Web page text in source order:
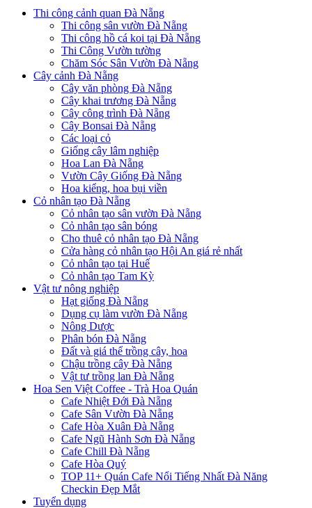
Thi công cảnh quan Đà Nẵng
Thi công sân vườn Đà Nẵng
Thi công hồ cá koi tại Đà Nẵng
Thi Công Vườn tường
Chăm Sóc Sân Vườn Đà Nẵng
Cây cảnh Đà Nẵng
Cây văn phòng Đà Nẵng
Cây khai trương Đà Nẵng
Cây công trình Đà Nẵng
Cây Bonsai Đà Nẵng
Các loại cỏ
Giống cây lâm nghiệp
Hoa Lan Đà Nẵng
Vườn Cây Giống Đà Nẵng
Hoa kiểng, hoa bụi viền
Cỏ nhân tạo Đà Nẵng
Cỏ nhân tạo sân vườn Đà Nẵng
Cỏ nhân tạo sân bóng
Cho thuê cỏ nhân tạo Đà Nẵng
Cửa hàng cỏ nhân tạo Hội An giá rẻ nhất
Cỏ nhân tạo tại Huế
Cỏ nhân tạo Tam Kỳ
Vật tư nông nghiệp
Hạt giống Đà Nẵng
Dụng cụ làm vườn Đà Nẵng
Nông Dược
Phân bón Đà Nẵng
Đất và giá thể trồng cây, hoa
Chậu trồng cây Đà Nẵng
Vật tư trồng lan Đà Nẵng
Hoa Sen Việt Coffee - Trà Hoa Quán
Cafe Nhiệt Đới Đà Nẵng
Cafe Sân Vườn Đà Nẵng
Cafe Hòa Xuân Đà Nẵng
Cafe Ngũ Hành Sơn Đà Nẵng
Cafe Chill Đà Nẵng
Cafe Hòa Quý
TOP 11+ Quán Cafe Nổi Tiếng Nhất Đà Năng
Checkin Đẹp Mắt
Tuyển dụng